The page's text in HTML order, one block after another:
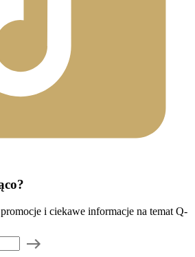
i ciekawe informacje na temat Q-